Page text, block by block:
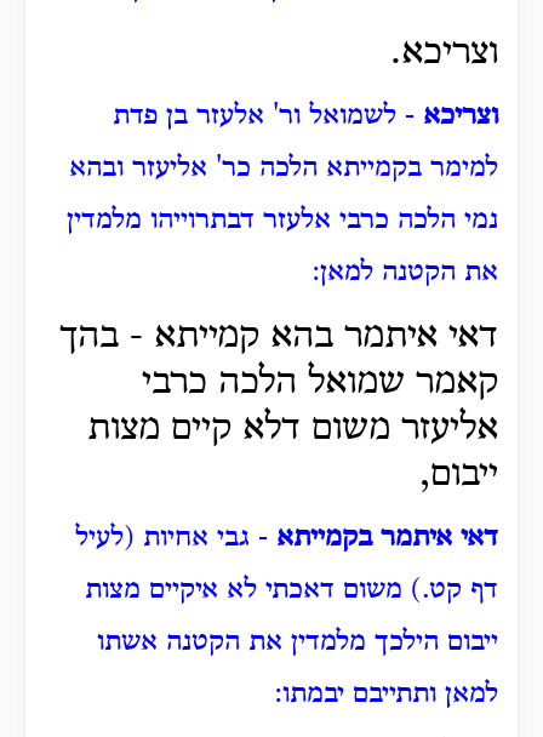
וצריכא.
וצריכא - לשמואל ור' אלעזר בן פדת
למימר בקמייתא הלכה כר' אליעזר ובהא
נמי הלכה כרבי אלעזר דבתרוייהו מלמדין
את הקטנה למאן:
דאי איתמר בהא קמייתא - בהך
קאמר שמואל הלכה כרבי
אליעזר משום דלא קיים מצות
ייבום,
דאי איתמר בקמייתא - גבי אחיות (לעיל
דף קט.) משום דאכתי לא איקיים מצות
ייבום הילכך מלמדין את הקטנה אשתו
למאן ותתייבם יבמתו: